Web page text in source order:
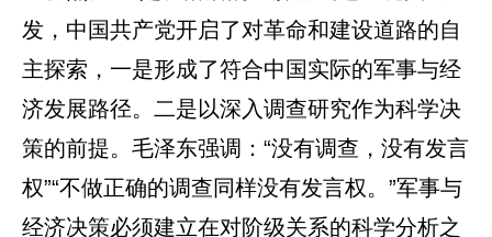
发，中国共产党开启了对革命和建设道路的自
主探索，一是形成了符合中国实际的军事与经
济发展路径。二是以深入调查研究作为科学决
策的前提。毛泽东强调：“没有调查，没有发言
权”“不做正确的调查同样没有发言权。”军事与
经济决策必须建立在对阶级关系的科学分析之